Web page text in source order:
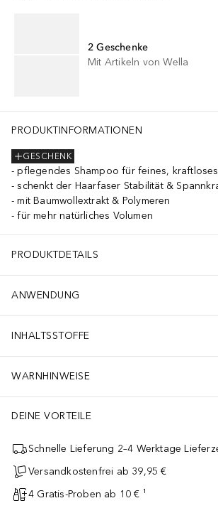
2 Geschenke
Mit Artikeln von Wella
PRODUKTINFORMATIONEN
GESCHENK
pflegendes Shampoo für feines,
schenkt der Haarfaser Stabilität &
mit Baumwollextrakt & Polymeren
für mehr natürliches Volumen
PRODUKTDETAILS
ANWENDUNG
INHALTSSTOFFE
WARNHINWEISE
DEINE VORTEILE
Schnelle Lieferung 2–4 Werktage
Versandkostenfrei ab 39,95 €
4 Gratis-Proben ab 10 € ¹